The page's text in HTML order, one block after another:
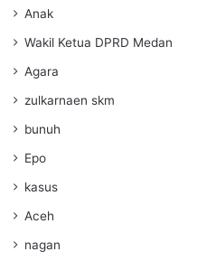
Anak
Wakil Ketua DPRD Medan
Agara
zulkarnaen skm
bunuh
Epo
kasus
Aceh
nagan